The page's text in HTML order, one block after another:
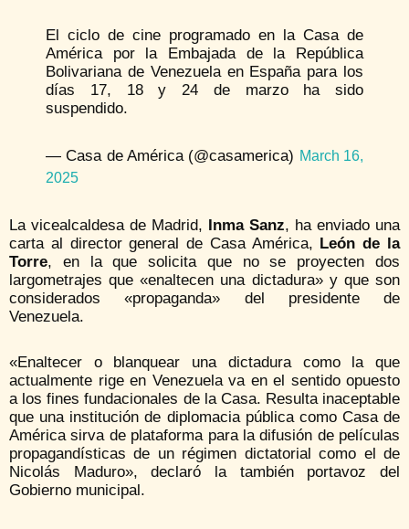
El ciclo de cine programado en la Casa de
América por la Embajada de la República
Bolivariana de Venezuela en España para los
días 17, 18 y 24 de marzo ha sido
suspendido.
— Casa de América (@casamerica) March 16,
2025
La vicealcaldesa de Madrid, Inma Sanz, ha enviado una
carta al director general de Casa América, León de la
Torre, en la que solicita que no se proyecten dos
largometrajes que «enaltecen una dictadura» y que son
considerados «propaganda» del presidente de
Venezuela.
«Enaltecer o blanquear una dictadura como la que
actualmente rige en Venezuela va en el sentido opuesto
a los fines fundacionales de la Casa. Resulta inaceptable
que una institución de diplomacia pública como Casa de
América sirva de plataforma para la difusión de películas
propagandísticas de un régimen dictatorial como el de
Nicolás Maduro», declaró la también portavoz del
Gobierno municipal.